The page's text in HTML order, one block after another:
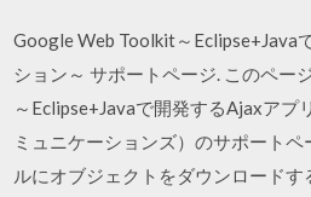
Google Web Toolkit～Eclipse+Java
ション～ サポートページ. このペー
～Eclipse+Javaで開発するAjaxアプ
ミュニケーションズ）のサポート
ルにオブジェクトをダウンロードす